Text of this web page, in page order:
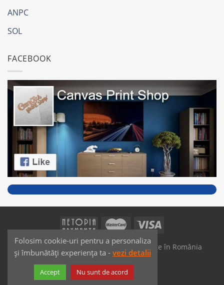
ANPC
SOL
FACEBOOK
SAIKO MEDIA & SIGNS - Produse fabricate în România
Dezvoltat deJPG MEDIA
Folosim cookie-uri pentru a personaliza
și îmbunătăți experiența ta - vezi detalii
Accept Nu sunt de acord